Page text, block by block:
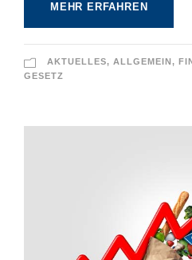
MEHR ERFAHREN
AKTUELLES, ALLGEMEIN,
GESETZ